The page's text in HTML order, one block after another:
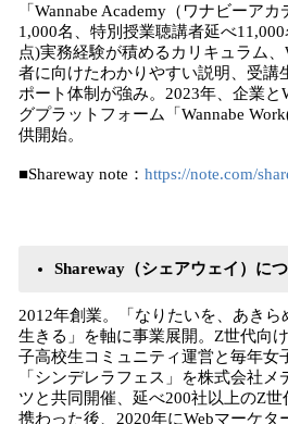
「Wannabe Academy（ワナビーア
1,000名、特別授業聴講者延べ
点)実務経験が積めるカリキュラム
者に向けたわかりやすい説明、受講
ポート体制が強み。2023年、企業と
グプラットフォーム「Wannabe
供開始。
■Shareway note： https://note.com/
Shareway（シェアウェイ）に
2012年創業。「なりたいを、あきら
生きる」を軸に事業展開。Z世代向
子高校生コミュニティ運営と毎年女
「シンデレラフェス」を株式会社
ツと共同開催、延べ200社以上のZ
携わった後、2020年にWebマーケタ